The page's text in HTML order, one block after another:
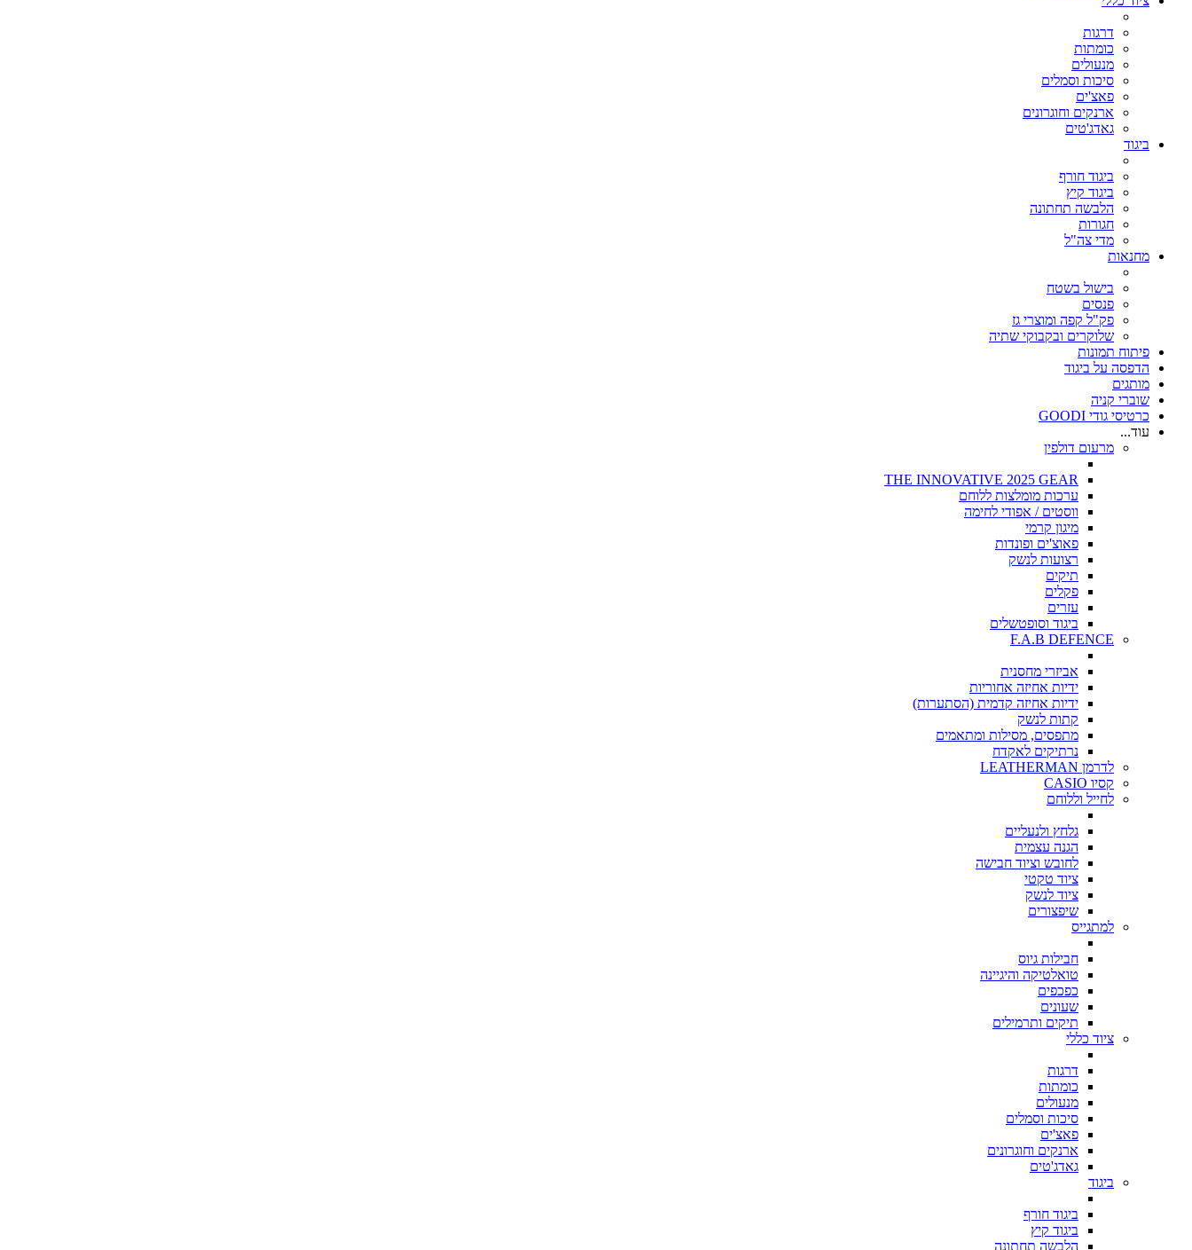
דרגות
כומתות
מנעולים
סיכות וסמלים
פאצ'ים
ארנקים וחוגרונים
גאדג'טים
ביגוד
ביגוד חורף
ביגוד קיץ
הלבשה תחתונה
חגורות
מדי צה"ל
מחנאות
בישול בשטח
פנסים
פק"ל קפה ומוצרי גז
שלוקרים ובקבוקי שתיה
פיתוח תמונות
הדפסה על ביגוד
מותגים
שוברי קניה
כרטיסי גודי GOODI
עוד...
מרעום דולפין
THE INNOVATIVE 2025 GEAR
ערכות מומלצות ללוחם
ווסטים / אפודי לחימה
מיגון קרמי
פאוצ'ים ופונדות
רצועות לנשק
תיקים
פקלים
עזרים
ביגוד וסופטשלים
F.A.B DEFENCE
אביזרי מחסנית
ידיות אחיזה אחוריות
ידיות אחיזה קדמית (הסתערות)
קתות לנשק
מתפסים, מסילות ומתאמים
נרתיקים לאקדח
לדרמן LEATHERMAN
קסיו CASIO
לחייל וללוחם
גלחץ ולנעליים
הגנה עצמית
לחובש וציוד חבישה
ציוד טקטי
ציוד לנשק
שיפצורים
למתגייס
חבילות גיוס
טואלטיקה והיגיינה
כפכפים
שעונים
תיקים ותרמילים
ציוד כללי
דרגות
כומתות
מנעולים
סיכות וסמלים
פאצ'ים
ארנקים וחוגרונים
גאדג'טים
ביגוד
ביגוד חורף
ביגוד קיץ
הלבשה תחתונה